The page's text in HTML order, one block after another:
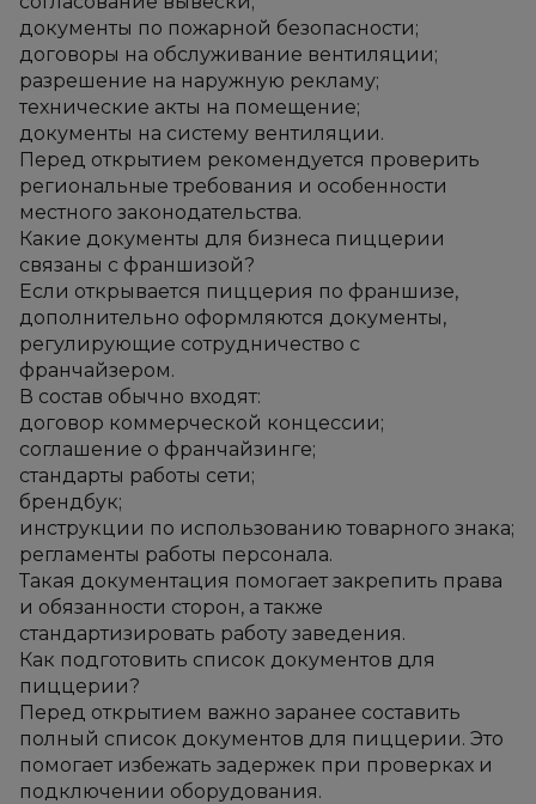
документы по пожарной безопасности;
договоры на обслуживание вентиляции;
разрешение на наружную рекламу;
технические акты на помещение;
документы на систему вентиляции.
Перед открытием рекомендуется проверить
региональные требования и особенности
местного законодательства.
Какие документы для бизнеса пиццерии
связаны с франшизой?
Если открывается пиццерия по франшизе,
дополнительно оформляются документы,
регулирующие сотрудничество с
франчайзером.
В состав обычно входят:
договор коммерческой концессии;
соглашение о франчайзинге;
стандарты работы сети;
брендбук;
инструкции по использованию товарного знака;
регламенты работы персонала.
Такая документация помогает закрепить права
и обязанности сторон, а также
стандартизировать работу заведения.
Как подготовить список документов для
пиццерии?
Перед открытием важно заранее составить
полный список документов для пиццерии. Это
помогает избежать задержек при проверках и
подключении оборудования.